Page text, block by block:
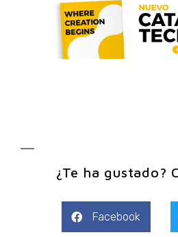
¿Te ha gustado?
Facebook